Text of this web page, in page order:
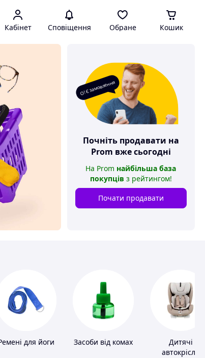
Кабінет Сповіщення Обране Кошик
О! Є замовлення
Почніть продавати на
Prom вже сьогодні
На Prom найбільша база
покупців з рейтингом!
Почати продавати
для йоги Засоби від комах
Дитячі
автокрісла